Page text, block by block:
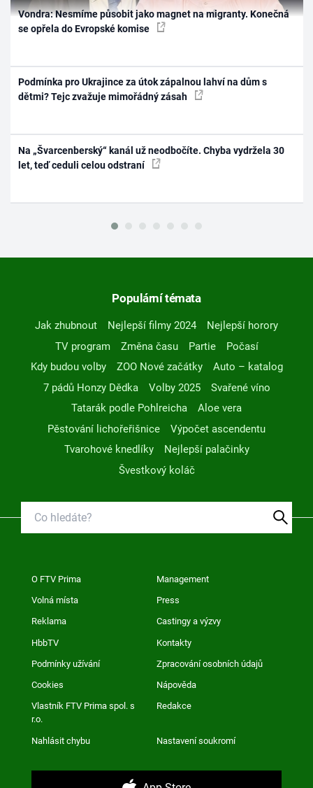
Vondra: Nesmíme působit jako magnet na migranty. Konečná
se opřela do Evropské komise
Podmínka pro Ukrajince za útok zápalnou lahví na dům s
dětmi? Tejc zvažuje mimořádný zásah
Na „Švarcenberský“ kanál už neodbočíte. Chyba vydržela 30
let, teď ceduli celou odstraní
Populární témata
Jak zhubnout Nejlepší filmy 2024
Nejlepší horory
TV program
Změna času Partie
Počasí
Kdy budou volby
ZOO Nové začátky
Auto – katalog
7 pádů Honzy Dědka
Volby 2025
Svařené víno
Tatarák podle Pohlreicha
Aloe vera
Pěstování lichořeřišnice
Výpočet ascendentu
Tvarohové knedlíky
Nejlepší palačinky
Švestkový koláč
O FTV Prima Management
Volná místa Press
Reklama Castingy a výzvy
HbbTV Kontakty
Podmínky užívání Zpracování osobních údajů
Cookies Nápověda
Vlastník FTV Prima spol. s
r.o.
Redakce
Nahlásit chybu Nastavení soukromí